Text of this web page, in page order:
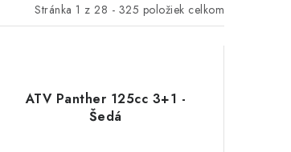
Stránka 1 z 28 - 325 položiek celkom
ATV Panther 125cc 3+1 -
Šedá